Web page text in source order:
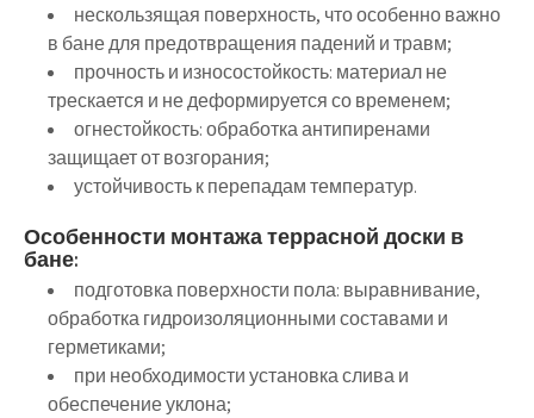
нескользящая поверхность, что особенно важно
в бане для предотвращения падений и травм;
прочность и износостойкость: материал не
трескается и не деформируется со временем;
огнестойкость: обработка антипиренами
защищает от возгорания;
устойчивость к перепадам температур.
Особенности монтажа террасной доски в
бане:
подготовка поверхности пола: выравнивание,
обработка гидроизоляционными составами и
герметиками;
при необходимости установка слива и
обеспечение уклона;